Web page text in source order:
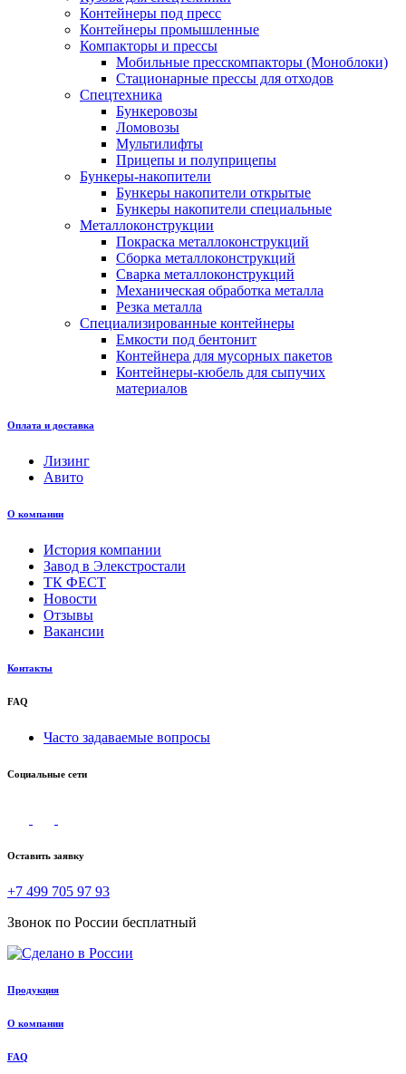
Контейнеры под пресс
Контейнеры промышленные
Компакторы и прессы
Мобильные пресскомпакторы (Моноблоки)
Стационарные прессы для отходов
Спецтехника
Бункеровозы
Ломовозы
Мультилифты
Прицепы и полуприцепы
Бункеры-накопители
Бункеры накопители открытые
Бункеры накопители специальные
Металлоконструкции
Покраска металлоконструкций
Сборка металлоконструкций
Сварка металлоконструкций
Механическая обработка металла
Резка металла
Специализированные контейнеры
Емкости под бентонит
Контейнера для мусорных пакетов
Контейнеры-кюбель для сыпучих
материалов
Оплата и доставка
Лизинг
Авито
О компании
История компании
Завод в Элекстростали
ТК ФЕСТ
Новости
Отзывы
Вакансии
Контакты
FAQ
Часто задаваемые вопросы
Социальные сети
Оставить заявку
+7 499 705 97 93
Звонок по России бесплатный
Продукция
О компании
FAQ